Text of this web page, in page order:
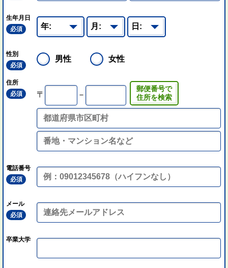
生年月日
必須
性別
必須
男性 女性
住所
必須
〒 －
郵便番号で
住所を検索
電話番号
必須
メール
必須
卒業大学